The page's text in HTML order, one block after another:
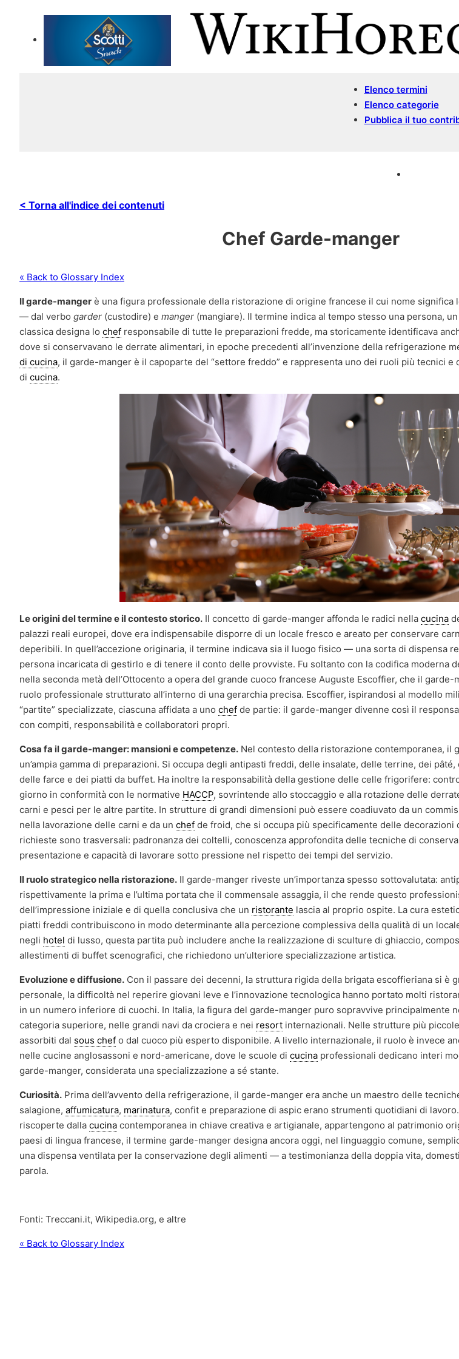
Elenco termini
Elenco categorie
Pubblica il tuo
< Torna all'indice dei contenuti
Chef Garde-manger
« Back to Glossary Index
Il garde-manger è una figura professionale della ristorazione di origine francese il cui nome significa
— dal verbo garder (custodire) e manger (mangiare). Il termine indica al tempo stesso una persona,
classica designa lo chef responsabile di tutte le preparazioni fredde, ma storicamente identificava
dove si conservavano le derrate alimentari, in epoche precedenti all’invenzione della refrigerazione
di cucina, il garde-manger è il capoparte del “settore freddo” e rappresenta uno dei ruoli più tecnici e
di cucina.
Le origini del termine e il contesto storico. Il concetto di garde-manger affonda le radici nella cucina
palazzi reali europei, dove era indispensabile disporre di un locale fresco e areato per conservare
deperibili. In quell’accezione originaria, il termine indicava sia il luogo fisico — una sorta di dispensa
persona incaricata di gestirlo e di tenere il conto delle provviste. Fu soltanto con la codifica moderna
nella seconda metà dell’Ottocento a opera del grande cuoco francese Auguste Escoffier, che il
ruolo professionale strutturato all’interno di una gerarchia precisa. Escoffier, ispirandosi al modello
“partite” specializzate, ciascuna affidata a uno chef de partie: il garde-manger divenne così il
con compiti, responsabilità e collaboratori propri.
Cosa fa il garde-manger: mansioni e competenze. Nel contesto della ristorazione contemporanea, il
un’ampia gamma di preparazioni. Si occupa degli antipasti freddi, delle insalate, delle terrine, dei
delle farce e dei piatti da buffet. Ha inoltre la responsabilità della gestione delle celle frigorifere:
giorno in conformità con le normative HACCP, sovrintende allo stoccaggio e alla rotazione delle
carni e pesci per le altre partite. In strutture di grandi dimensioni può essere coadiuvato da un
nella lavorazione delle carni e da un chef de froid, che si occupa più specificamente delle decorazioni
richieste sono trasversali: padronanza dei coltelli, conoscenza approfondita delle tecniche di
presentazione e capacità di lavorare sotto pressione nel rispetto dei tempi del servizio.
Il ruolo strategico nella ristorazione. Il garde-manger riveste un’importanza spesso sottovalutata:
rispettivamente la prima e l’ultima portata che il commensale assaggia, il che rende questo
dell’impressione iniziale e di quella conclusiva che un ristorante lascia al proprio ospite. La cura
piatti freddi contribuiscono in modo determinante alla percezione complessiva della qualità di un
negli hotel di lusso, questa partita può includere anche la realizzazione di sculture di ghiaccio,
allestimenti di buffet scenografici, che richiedono un’ulteriore specializzazione artistica.
Evoluzione e diffusione. Con il passare dei decenni, la struttura rigida della brigata escoffieriana si è
personale, la difficoltà nel reperire giovani leve e l’innovazione tecnologica hanno portato molti
in un numero inferiore di cuochi. In Italia, la figura del garde-manger puro sopravvive principalmente
categoria superiore, nelle grandi navi da crociera e nei resort internazionali. Nelle strutture più
assorbiti dal sous chef o dal cuoco più esperto disponibile. A livello internazionale, il ruolo è invece
nelle cucine anglosassoni e nord-americane, dove le scuole di cucina professionali dedicano interi
garde-manger, considerata una specializzazione a sé stante.
Curiosità. Prima dell’avvento della refrigerazione, il garde-manger era anche un maestro delle
salagione, affumicatura, marinatura, confit e preparazione di aspic erano strumenti quotidiani di
riscoperte dalla cucina contemporanea in chiave creativa e artigianale, appartengono al patrimonio
paesi di lingua francese, il termine garde-manger designa ancora oggi, nel linguaggio comune,
una dispensa ventilata per la conservazione degli alimenti — a testimonianza della doppia vita,
parola.
Fonti: Treccani.it, Wikipedia.org, e altre
« Back to Glossary Index